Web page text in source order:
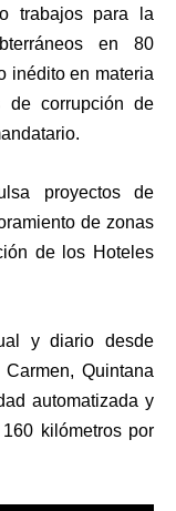
trabajos para la
en 80
inédito en materia
de corrupción de
proyectos de
de zonas
de los Hoteles
y diario desde
Quintana
automatizada y
kilómetros por